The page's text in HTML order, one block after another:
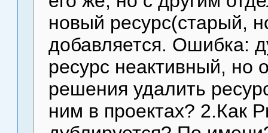
новый ресурс(старый,
добавляется. Ошибка:
ресурс неактивный, но
решения удалить
ним в проектах? 2.Как